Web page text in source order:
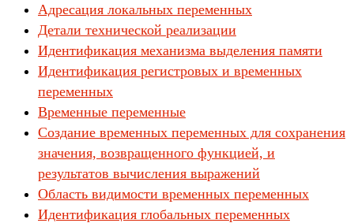
Адресация локальных переменных
Детали технической реализации
Идентификация механизма выделения памяти
Идентификация регистровых и временных
переменных
Временные переменные
Создание временных переменных для сохранения
значения, возвращенного функцией, и
результатов вычисления выражений
Область видимости временных переменных
Идентификация глобальных переменных